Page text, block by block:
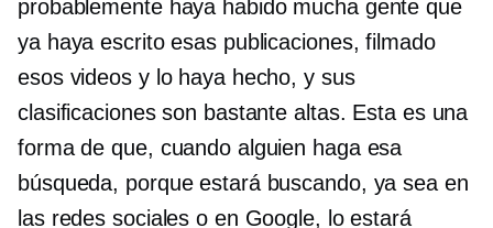
probablemente haya habido mucha gente que
ya haya escrito esas publicaciones, filmado
esos videos y lo haya hecho, y sus
clasificaciones son bastante altas. Esta es una
forma de que, cuando alguien haga esa
búsqueda, porque estará buscando, ya sea en
las redes sociales o en Google, lo estará